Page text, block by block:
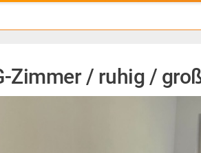
Zimmer / ruhig /